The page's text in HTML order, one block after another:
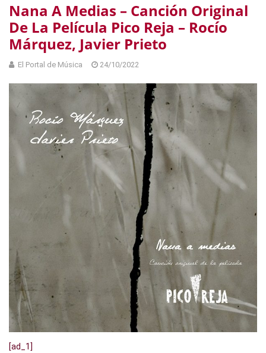
Nana A Medias – Canción Original
De La Película Pico Reja – Rocío
Márquez, Javier Prieto
El Portal de Música 24/10/2022
[ad_1]